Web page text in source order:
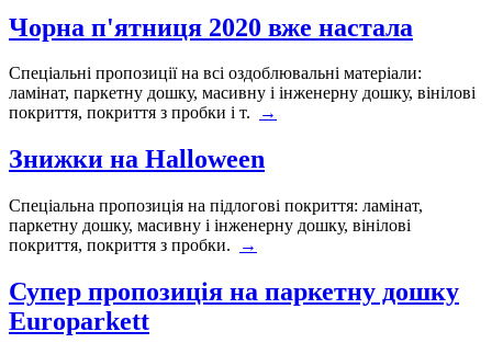
Чорна п'ятниця 2020 вже настала
Спеціальні пропозиції на всі оздоблювальні матеріали:
ламінат, паркетну дошку, масивну і інженерну дошку, вінілові
покриття, покриття з пробки і т.
→
Знижки на Halloween
Спеціальна пропозиція на підлогові покриття: ламінат,
паркетну дошку, масивну і інженерну дошку, вінілові
покриття, покриття з пробки.
→
Супер пропозиція на паркетну дошку
Europarkett